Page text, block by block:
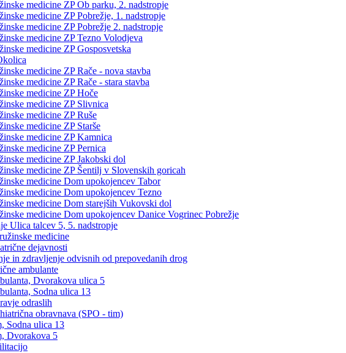
medicine ZP Ob parku, 2. nadstropje
medicine ZP Pobrežje, 1. nadstropje
medicine ZP Pobrežje 2. nadstropje
medicine ZP Tezno Volodjeva
medicine ZP Gosposvetska
medicine ZP Rače - nova stavba
medicine ZP Rače - stara stavba
medicine ZP Hoče
medicine ZP Slivnica
medicine ZP Ruše
medicine ZP Starše
medicine ZP Kamnica
medicine ZP Pernica
medicine ZP Jakobski dol
medicine ZP Šentilj v Slovenskih goricah
medicine Dom upokojencev Tabor
medicine Dom upokojencev Tezno
medicine Dom starejših Vukovski dol
medicine Dom upokojencev Danice Vogrinec Pobrežje
Ulica talcev 5, 5. nadstropje
medicine
dejavnosti
in zdravljenje odvisnih od prepovedanih drog
ambulante
Dvorakova ulica 5
Sodna ulica 13
odraslih
obravnava (SPO - tim)
Sodna ulica 13
Dvorakova 5